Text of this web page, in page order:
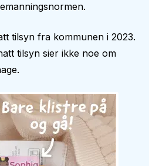
tilsyn fra kommunen i 2023.
tilsyn sier ikke noe om